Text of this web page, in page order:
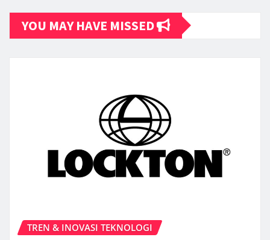
YOU MAY HAVE MISSED
TREN & INOVASI TEKNOLOGI